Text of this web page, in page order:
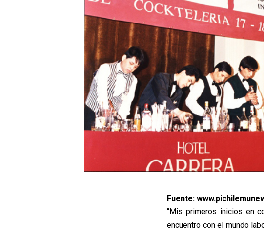
Fuente:
“Mis primeros inicios en
encuentro con el mundo